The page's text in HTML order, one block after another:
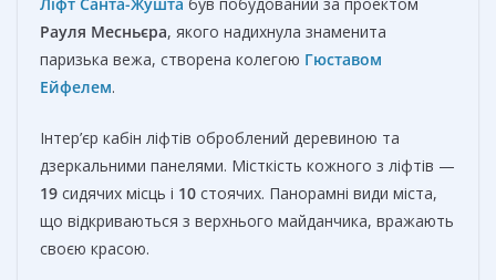
Рауля Месньєра, якого надихнула знаменита
паризька вежа, створена колегою Гюставом
Ейфелем.
Інтер’єр кабін ліфтів оброблений деревиною та
дзеркальними панелями. Місткість кожного з ліфтів —
19 сидячих місць і 10 стоячих. Панорамні види міста,
що відкриваються з верхнього майданчика, вражають
своєю красою.